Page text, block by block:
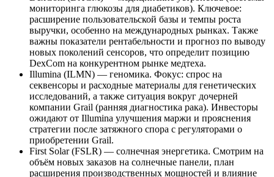
мониторинга глюкозы для диабетиков). Ключевое:
расширение пользовательской базы и темпы роста
выручки, особенно на международных рынках. Также
важны показатели рентабельности и прогноз по выводу
новых поколений сенсоров, что определит позицию
DexCom на конкурентном рынке медтеха.
Illumina (ILMN) — геномика. Фокус: спрос на
секвенсоры и расходные материалы для генетических
исследований, а также ситуация вокруг дочерней
компании Grail (ранняя диагностика рака). Инвесторы
ожидают от Illumina улучшения маржи и прояснения
стратегии после затяжного спора с регуляторами о
приобретении Grail.
First Solar (FSLR) — солнечная энергетика. Смотрим на
объём новых заказов на солнечные панели, план
расширения производственных мощностей и влияние